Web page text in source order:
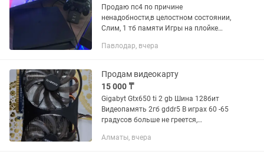
Продаю пс4 по причине
ненадобности,в целостном состоянии,
Слим, 1 тб памяти Игры на плойке
ULTIMATE NEED FOR SPEED HOT PURSUI
Павлодар, вчера
Продам видеокарту
15 000 ₸
Gigabyt Gtx650 ti 2 gb Шина 128бит
Видеопамять 2гб gddr5 В играх 60 -65
градусов больше не греется,
охлаждения! Энергопотребления 110
Алматы, вчера